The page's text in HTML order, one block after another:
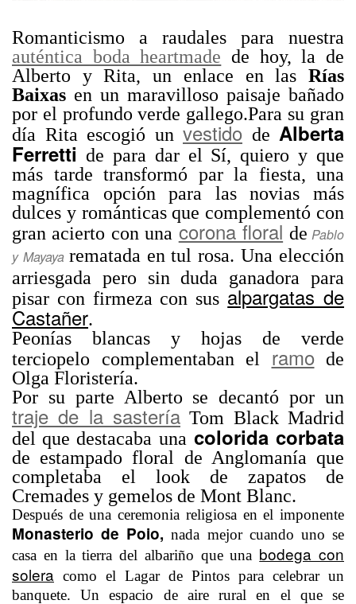
Romanticismo a raudales para nuestra
auténtica boda heartmade de hoy, la de
Alberto y Rita, un enlace en las Rías
Baixas en un maravilloso paisaje bañado
por el profundo verde gallego.Para su gran
día Rita escogió un vestido de Alberta
Ferretti de para dar el Sí, quiero y que
más tarde transformó par la fiesta, una
magnífica opción para las novias más
dulces y románticas que complementó con
gran acierto con una corona floral de Pablo
y Mayaya rematada en tul rosa. Una elección
arriesgada pero sin duda ganadora para
pisar con firmeza con sus alpargatas de
Castañer.
Peonías blancas y hojas de verde
terciopelo complementaban el ramode
Olga Floristería.
Por su parte Alberto se decantó por un
traje de la sastería Tom Black Madrid
del que destacaba una colorida corbata
de estampado floral de Anglomanía que
completaba el look de zapatos de
Cremades y gemelos de Mont Blanc.
Después de una ceremonia religiosa en el imponente
Monasterio de Poio,nada mejor cuando uno se
casa en la tierra del albariño que una bodega con
solera como el Lagar de Pintos para celebrar un
banquete. Un espacio de aire rural en el que se